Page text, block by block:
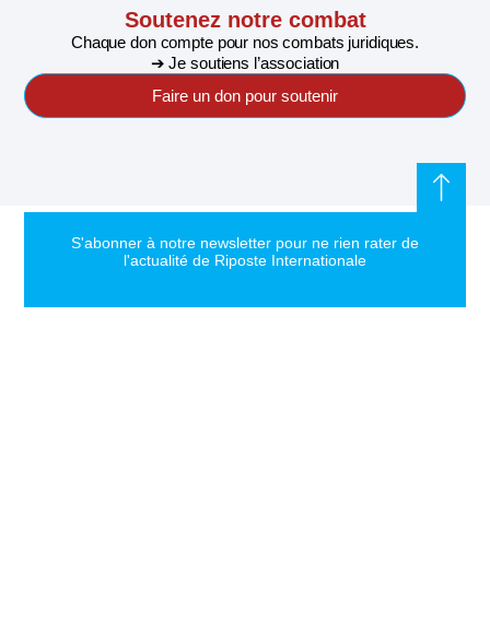
Soutenez notre combat
Chaque don compte pour nos combats juridiques.
➔ Je soutiens l’association
Faire un don pour soutenir
S'abonner à notre newsletter pour ne rien rater de
l'actualité de Riposte Internationale